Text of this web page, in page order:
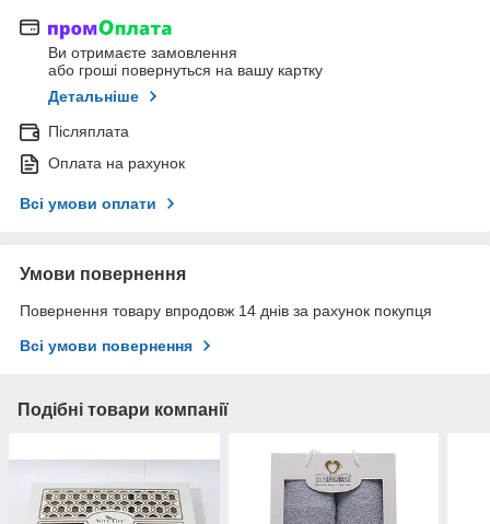
Ви отримаєте замовлення
або гроші повернуться на вашу картку
Детальніше
Післяплата
Оплата на рахунок
Всі умови оплати
Умови повернення
Повернення товару впродовж 14 днів за рахунок покупця
Всі умови повернення
Подібні товари компанії